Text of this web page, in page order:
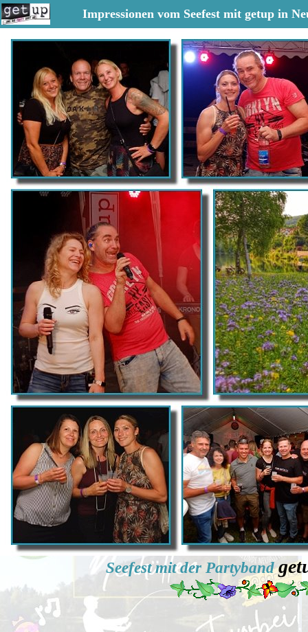
Impressionen vom Seefest mit getup in
Seefest mit der Partyband